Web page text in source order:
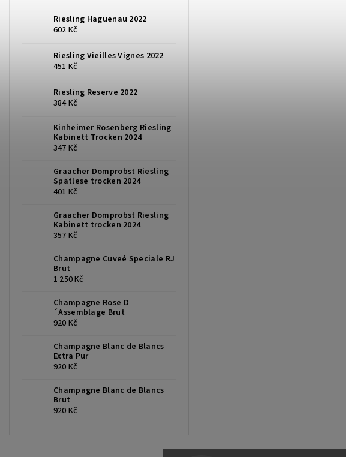
Riesling Haguenau 2022
602 Kč
Riesling Vieilles Vignes 2022
451 Kč
Riesling Reserve 2022
384 Kč
Kinheimer Rosenberg Riesling
Kabinett Trocken 2024
347 Kč
Graacher Domprobst Riesling
Spätlese trocken 2024
401 Kč
Graacher Domprobst Riesling
Kabinett trocken 2024
357 Kč
Champagne Cuveé Speciale RJ
Brut
1 250 Kč
Champagne Rose D
´Assemblage Brut
920 Kč
Champagne Blanc de Blancs
Extra Pur
920 Kč
Champagne Blanc de Blancs
Brut
920 Kč